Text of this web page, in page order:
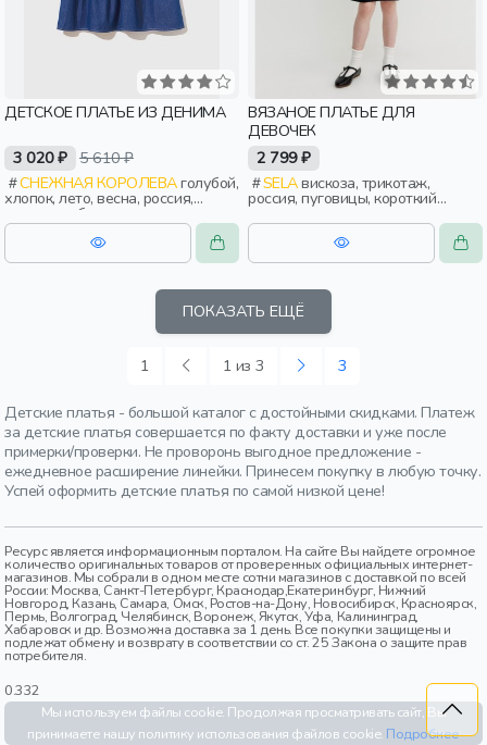
ДЕТСКОЕ ПЛАТЬЕ ИЗ ДЕНИМА
3 020 ₽ 5 610 ₽
СНЕЖНАЯ КОРОЛЕВАголубой,
хлопок, лето, весна, россия,
пуговицы, без рукавов, застежка,
карман, вышивка, воротник,
девочки, дети
ВЯЗАНОЕ ПЛАТЬЕ ДЛЯ
ДЕВОЧЕК
2 799 ₽
SELAвискоза, трикотаж,
россия, пуговицы, короткий
рукав, короткие, вязаные,
застежка, приталенные, школа,
воротник, клеш, девочки, дети
ПОКАЗАТЬ ЕЩЁ
1 1 из 3 3
Детские платья - большой каталог с достойными скидками. Платеж
за детские платья совершается по факту доставки и уже после
примерки/проверки. Не проворонь выгодное предложение -
ежедневное расширение линейки. Принесем покупку в любую точку.
Успей оформить детские платья по самой низкой цене!
Ресурс является информационным порталом. На сайте Вы найдете огромное
количество оригинальных товаров от проверенных официальных интернет-
магазинов. Мы собрали в одном месте сотни магазинов с доставкой по всей
России: Москва, Санкт-Петербург, Краснодар,Екатеринбург, Нижний
Новгород, Казань, Самара, Омск, Ростов-на-Дону, Новосибирск, Красноярск,
Пермь, Волгоград, Челябинск, Воронеж, Якутск, Уфа, Калининград,
Хабаровск и др. Возможна доставка за 1 день. Все покупки защищены и
подлежат обмену и возврату в соответствии со ст. 25 Закона о защите прав
потребителя.
0.332
Мы используем файлы cookie. Продолжая просматривать сайт, Вы
принимаете нашу политику использования файлов cookie. Подробнее